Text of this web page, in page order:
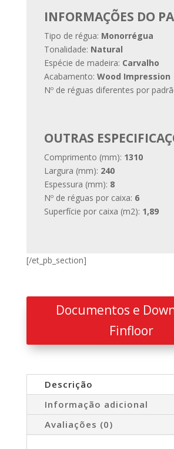
INFORMAÇÕES DO
Tipo de régua: Monorrégua
Tonalidade: Natural
Espécie de madeira: Carvalho
Acabamento: Wood Impression
Nº de réguas diferentes por
OUTRAS
Comprimento (mm): 1310
Largura (mm): 240
Espessura (mm): 8
Nº de réguas por caixa: 6
Superfície por caixa (m2): 1,89
[/et_pb_section]
Documentos e
Finfloor
Descrição
Informação adicional
Avaliações (0)